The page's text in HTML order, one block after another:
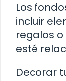
Los
incluir
regalos
esté
Decorar